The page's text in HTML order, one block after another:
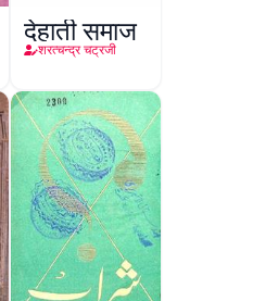
देहाती समाज
शरत्चन्द्र चट्रजी